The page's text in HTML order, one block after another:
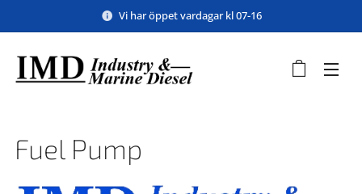
Vi har öppet vardagar kl 07-16
Fuel Pump